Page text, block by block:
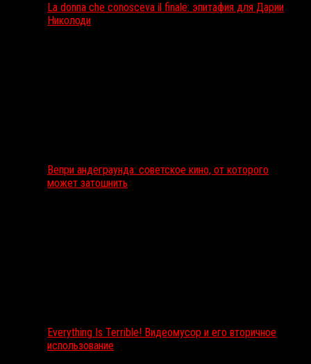
La donna che conosceva il finale: эпитафия для Дарии
Николоди
Вепри андеграунда: советское кино, от которого
может затошнить
Everything Is Terrible! Видеомусор и его вторичное
использование